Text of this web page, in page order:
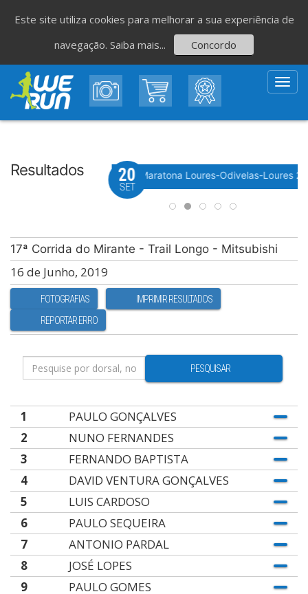
Resultados
do Avante! 2026 Meia Maratona Loures-Odivelas-Loures
20
SET
17ª Corrida do Mirante - Trail Longo - Mitsubishi
16 de Junho, 2019
FOTOGRAFIAS
IMPRIMIR RESULTADOS
REPORTAR ERRO
PESQUISAR
1
PAULO GONÇALVES
2
NUNO FERNANDES
3
FERNANDO BAPTISTA
4
DAVID VENTURA GONÇALVES
5
LUIS CARDOSO
6
PAULO SEQUEIRA
7
ANTONIO PARDAL
8
JOSÉ LOPES
9
PAULO GOMES
Este site utiliza cookies para melhorar a sua experiência de
navegação. Saiba mais... Concordo